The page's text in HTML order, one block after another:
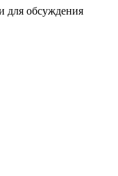
для обсуждения